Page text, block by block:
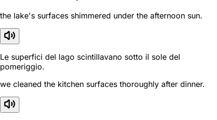
the lake's surfaces shimmered under the afternoon sun.
Le superfici del lago scintillavano sotto il sole del
pomeriggio.
we cleaned the kitchen surfaces thoroughly after dinner.